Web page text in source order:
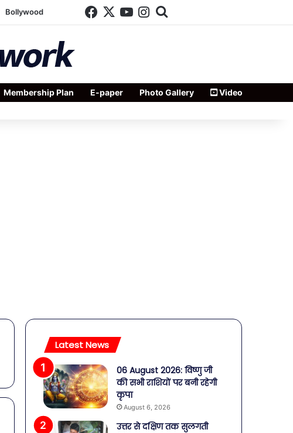
Bollywood Facebook
X YouTube
Instagram
Search for
Membership Plan E-paper Photo Gallery Video
Latest News
06 August 2026: विष्णु जी
की सभी राशियों पर बनी रहेगी
कृपा
August 6, 2026
उत्तर से दक्षिण तक सुलगती